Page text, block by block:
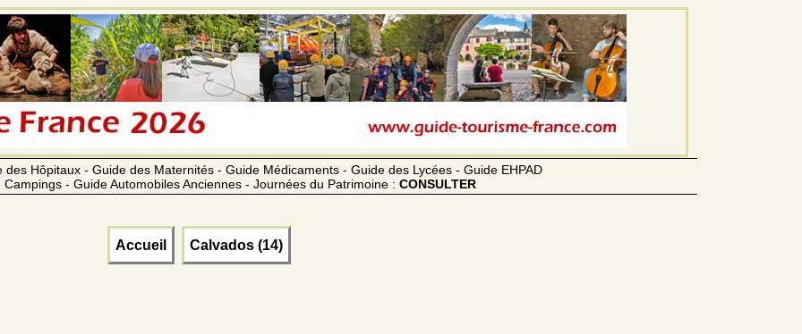
Hôpitaux - Guide des Maternités - Guide Médicaments - Guide des Lycées - Guide EHPAD
- Guide Automobiles Anciennes - Journées du Patrimoine : CONSULTER
Accueil Calvados (14)